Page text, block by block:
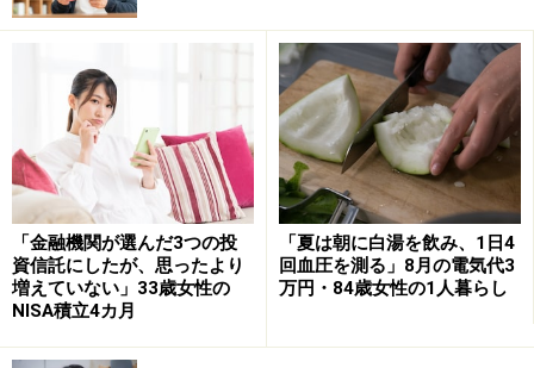
物価高の影響「はっきりと感じています」
年金生活で特にきついと感じる支出について挙げたの
は、「食費にかかる月5万円」。
特にここ最近は物価高の影響を「感じています。これま
でと同じ生活をしていても家計への負担は確実に重くな
りました。以前は気軽に買えていた食材も値段を見てた
めらうことが増え、1円単位で安い商品を選んだり、ま
とめ買いや特売を意識するように」なったとのこと。
また、光熱費も値上がりしているため「エアコンの使用
「金融機関が選んだ3つの投
資信託にしたが、思ったより
増えていない」33歳女性の
NISA積立4カ月
「夏は朝に白湯を飲み、1日4
回血圧を測る」8月の電気代3
万円・84歳女性の1人暮らし